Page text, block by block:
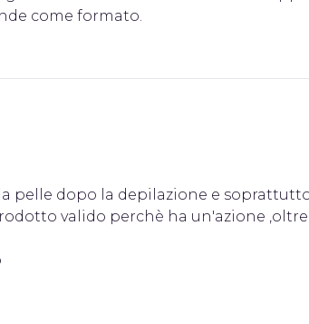
come formato.
pelle dopo la depilazione e
valido perchè ha un'azione